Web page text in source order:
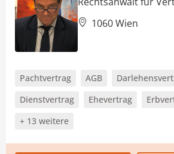
1060 Wien
Pachtvertrag AGB
Dienstvertrag
Ehevertrag
+ 13 weitere